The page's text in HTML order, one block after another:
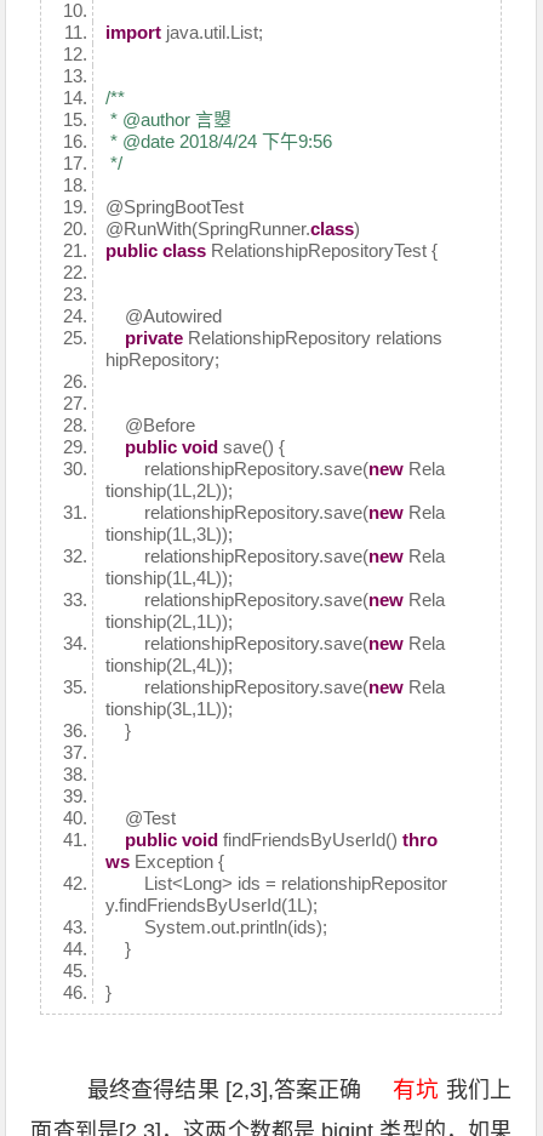
import java.util.List;
/**
* @author 言曌
* @date 2018/4/24 下午9:56
*/
@SpringBootTest
@RunWith(SpringRunner.class)
public class RelationshipRepositoryTest {
@Autowired
private RelationshipRepository relations
hipRepository;
@Before
public void save() {
relationshipRepository.save(new Rela
tionship(1L,2L));
relationshipRepository.save(new Rela
tionship(1L,3L));
relationshipRepository.save(new Rela
tionship(1L,4L));
relationshipRepository.save(new Rela
tionship(2L,1L));
relationshipRepository.save(new Rela
tionship(2L,4L));
relationshipRepository.save(new Rela
tionship(3L,1L));
}
@Test
public void findFriendsByUserId()thro
ws Exception {
List<Long> ids = relationshipRepositor
y.findFriendsByUserId(1L);
System.out.println(ids);
}
}
最终查得结果 [2,3],答案正确 有坑 我们上
面查到是[2,3]，这两个数都是 bigint 类型的，如果